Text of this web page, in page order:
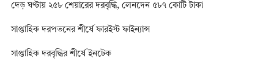
দেড় ঘণ্টায় ২৫৮ শেয়ারের দরবৃদ্ধি, লেনদেন ৫৮৭ কোটি টাকা
সাপ্তাহিক দরপতনের শীর্ষে ফারইস্ট ফাইন্যান্স
সাপ্তাহিক দরবৃদ্ধির শীর্ষে ইনটেক